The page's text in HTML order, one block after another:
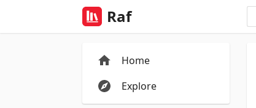
Raf
Home
Explore